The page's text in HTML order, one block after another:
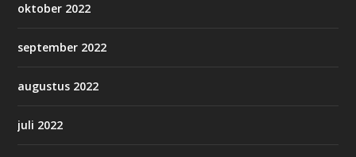
oktober 2022
september 2022
augustus 2022
juli 2022